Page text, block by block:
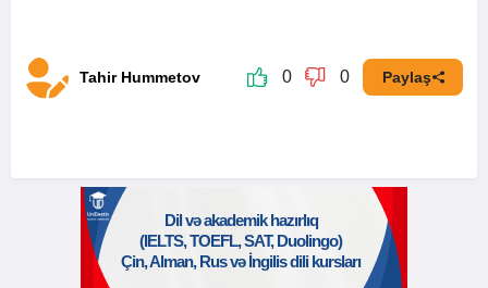
Tahir Hummetov 0 0 Paylaş